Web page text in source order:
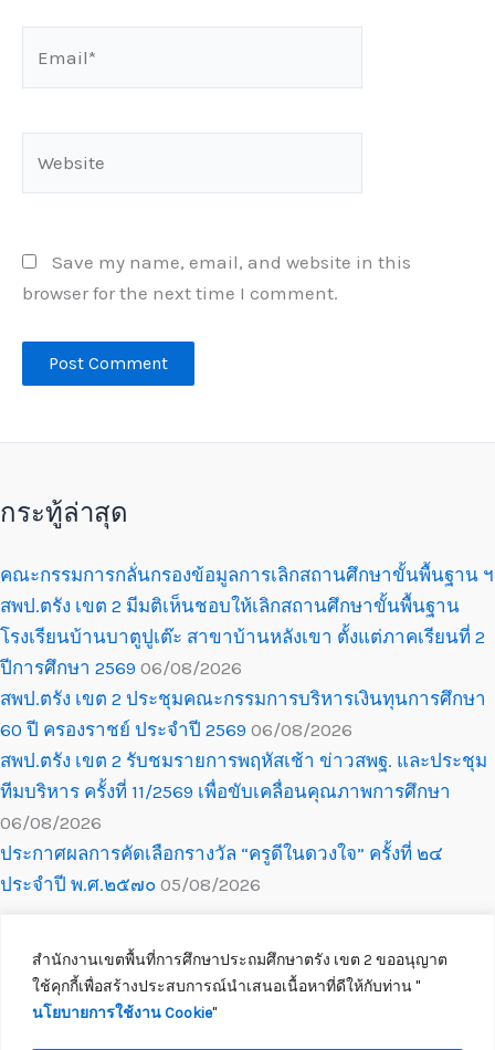
สำนักงานเขตพื้นที่การศึกษาประถมศึกษาตรัง เขต 2 ขออนุญาต
ใช้คุกกี้เพื่อสร้างประสบการณ์นำเสนอเนื้อหาที่ดีให้กับท่าน ''
นโยบายการใช้งาน Cookie''
Save my name, email, and website in this
browser for the next time I comment.
กระทู้ล่าสุด
คณะกรรมการกลั่นกรองข้อมูลการเลิกสถานศึกษาขั้นพื้นฐาน ฯ
สพป.ตรัง เขต 2 มีมติเห็นชอบให้เลิกสถานศึกษาขั้นพื้นฐาน
โรงเรียนบ้านบาตูปูเต๊ะ สาขาบ้านหลังเขา ตั้งแต่ภาคเรียนที่ 2
ปีการศึกษา 2569 06/08/2026
สพป.ตรัง เขต 2 ประชุมคณะกรรมการบริหารเงินทุนการศึกษา
60 ปี ครองราชย์ ประจำปี 2569 06/08/2026
สพป.ตรัง เขต 2 รับชมรายการพฤหัสเช้า ข่าวสพฐ. และประชุม
ทีมบริหาร ครั้งที่ 11/2569 เพื่อขับเคลื่อนคุณภาพการศึกษา
06/08/2026
ประกาศผลการคัดเลือกรางวัล “ครูดีในดวงใจ” ครั้งที่ ๒๔
ประจำปี พ.ศ.๒๕๗๐ 05/08/2026
Copyright © 2026 สำนักงานเขตพื้นที่การศึกษาประถมศึกษาตรัง เขต 2